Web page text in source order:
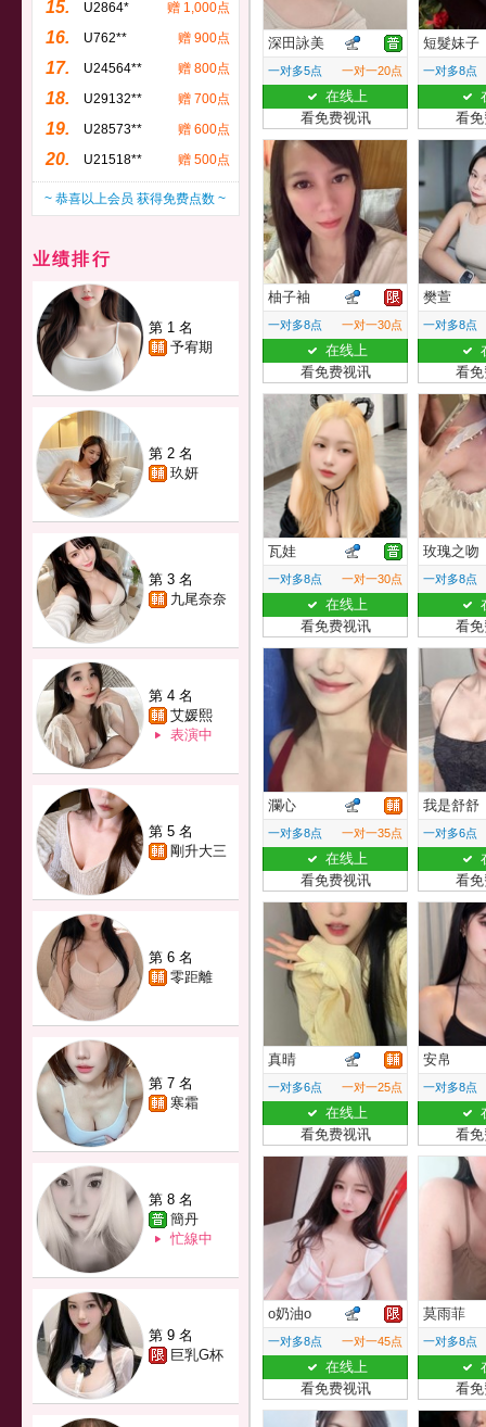
15. U2864* 赠 1,000点
16. U762** 赠 900点
17. U24564** 赠 800点
18. U29132** 赠 700点
19. U28573** 赠 600点
20. U21518** 赠 500点
~ 恭喜以上会员 获得免费点数 ~
业绩排行
第 1 名
予宥期
第 2 名
玖妍
第 3 名
九尾奈奈
第 4 名
艾媛熙
表演中
第 5 名
剛升大三
第 6 名
零距離
第 7 名
寒霜
第 8 名
簡丹
忙線中
第 9 名
巨乳G杯
深田詠美
一对多5点 一对一20点
在线上
看免费视讯
短髮妹子
一对多8点
看
柚子袖
一对多8点 一对一30点
在线上
看免费视讯
樊萱
一对多8点
看
瓦娃
一对多8点 一对一30点
在线上
看免费视讯
玫瑰之吻
一对多8点
看
瀾心
一对多8点 一对一35点
在线上
看免费视讯
我是舒舒
一对多6点
看
真晴
一对多6点 一对一25点
在线上
看免费视讯
安帛
一对多8点
看
o奶油o
一对多8点 一对一45点
在线上
看免费视讯
莫雨菲
一对多8点
看